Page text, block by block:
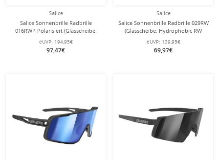
Salice
Salice Sonnenbrille Radbrille
016RWP Polarisiert (Glasscheibe:
Hydrophobic Polarflex RWP
Schwarz) schwarz/weiss
eUVP: 194,95€
97,47€
Salice
Salice Sonnenbrille Radbrille 029RW
(Glasscheibe: Hydrophobic RW
Silber) weiss/silber
eUVP: 139,95€
69,97€